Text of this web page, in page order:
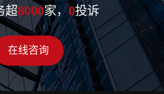
超8000家，0投诉
在线咨询